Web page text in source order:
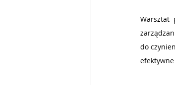
Warsztat
do